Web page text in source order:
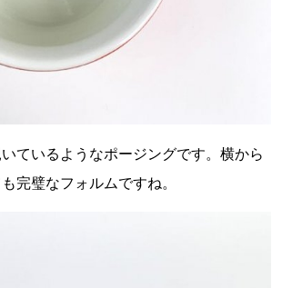
ているようなポージングです。横から
完璧なフォルムですね。